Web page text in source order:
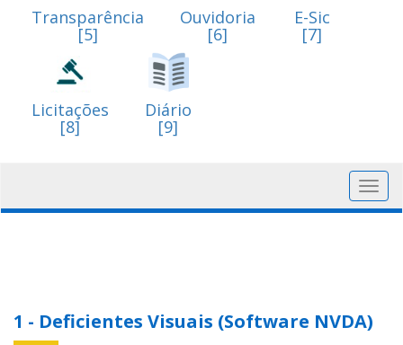
Transparência
[5]
Ouvidoria
[6]
E-Sic
[7]
Licitações
[8]
Diário
[9]
1 - Deficientes Visuais (Software NVDA)